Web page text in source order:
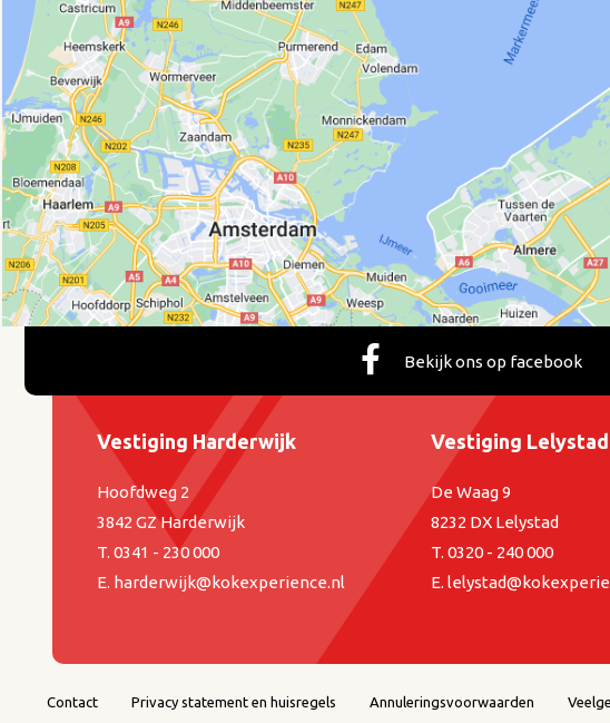
Bekijk ons op facebook
Vestiging Lelystad
De Waag 9
8232 DX Lelystad
T. 0320 - 240 000
E.
Vestiging Harderwijk
Hoofdweg 2
3842 GZ Harderwijk
T. 0341 - 230 000
E. harderwijk@kokexperience.nl
Contact Privacy statement en huisregels Annuleringsvoorwaarden